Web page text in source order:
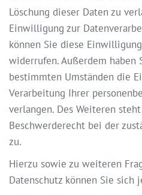
Löschung dieser Daten zu
Einwilligung zur
können Sie diese
widerrufen. Außerdem haben
bestimmten Umständen die
Verarbeitung Ihrer
verlangen. Des Weiteren
Beschwerderecht bei der
zu.
Hierzu sowie zu weiteren
Datenschutz können Sie sich